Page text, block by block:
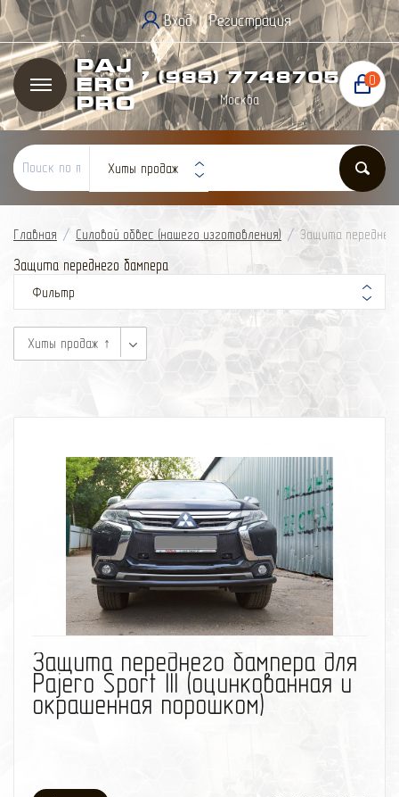
Вход | Регистрация
Paj
ero
Pro
+7 (985) 7748705
Москва
0
Хиты продаж
Фильтр
Главная / Силовой обвес (нашего изготовления) / Защита
Защита переднего бампера
Хиты продаж ↑
Защита переднего бампера для
Pajero Sport III (оцинкованная и
окрашенная порошком)